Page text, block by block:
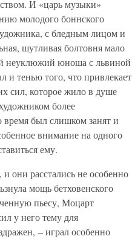
И «царь музыки»
молодого боннского
с бледным лицом и
шутливая болтовня мало
неуклюжий юноша с львиной
и тенью того, что привлекает
сил, которое жило в душе
более
был слишком занят и
внимание на одного
ему.
они расстались не особенно
мощь бетховенского
пьесу, Моцарт
у него тему для
– играл особенно